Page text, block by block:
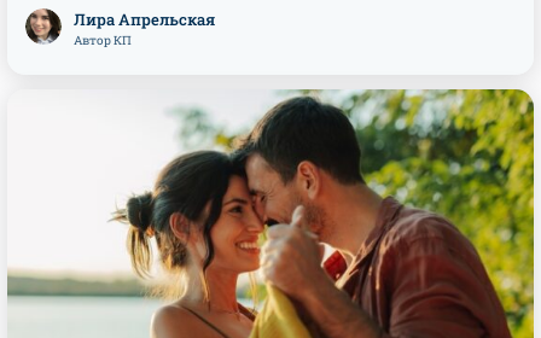
Лира Апрельская
Автор КП